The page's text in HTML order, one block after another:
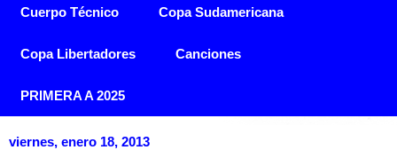
Cuerpo Técnico Copa Sudamericana
Copa Libertadores Canciones
PRIMERA A 2025
viernes, enero 18, 2013